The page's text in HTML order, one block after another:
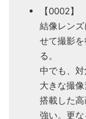
【0002】
結像レン
せて撮影
る。
中でも、
大きな撮
搭載した
強い。更